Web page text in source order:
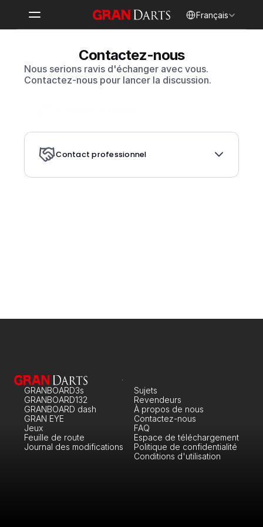
Français
Contactez-nous
Nous serions ravis d'échanger avec vous.
Contactez-nous pour lancer la discussion.
Contact professionnel
GRANBOARD3s
GRANBOARD132
GRANBOARD dash
GRAN EYE
Jeux
Feuille de route
Journal des modifications
À propos de nous
Sujets
Revendeurs
Contactez-nous
FAQ
Espace de téléchargement
Politique de confidentialité
Conditions d'utilisation